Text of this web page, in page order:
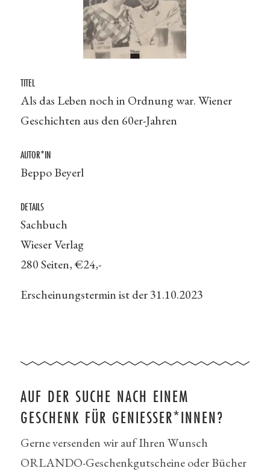
TITEL
Als das Leben noch in Ordnung war. Wiener
Geschichten aus den 60er-Jahren
AUTOR*IN
Beppo Beyerl
DETAILS
Sachbuch
Wieser Verlag
280 Seiten, €24,-
Erscheinungstermin ist der 31.10.2023
AUF DER SUCHE NACH EINEM
GESCHENK FÜR GENIESSER*INNEN?
Gerne versenden wir auf Ihren Wunsch
ORLANDO-Geschenkgutscheine oder Bücher